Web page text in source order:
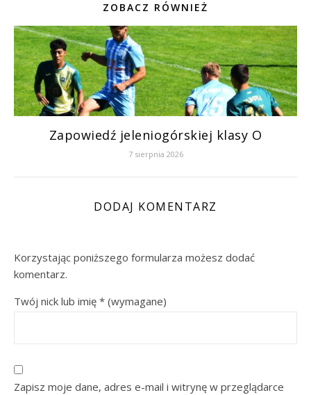
ZOBACZ RÓWNIEŻ
Zapowiedź jeleniogórskiej klasy O
7 sierpnia 2026
DODAJ KOMENTARZ
Korzystając poniższego formularza możesz dodać
komentarz.
Twój nick lub imię * (wymagane)
Zapisz moje dane, adres e-mail i witrynę w przeglądarce